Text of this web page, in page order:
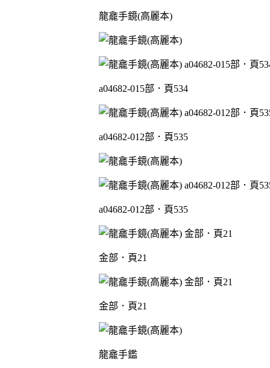
龍龕手鏡(高麗本)
a04682-015部．頁534
a04682-012部．頁535
a04682-012部．頁535
金部．頁21
金部．頁21
龍龕手鑑